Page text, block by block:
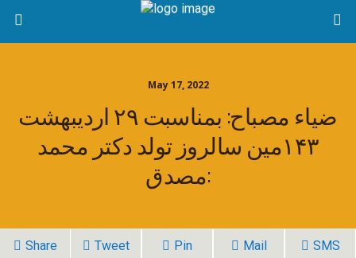
May 17, 2022
ضیاء مصباح: بمناسبت ۲۹ اردیبهشت
۱۴۳مین سالروز تولد دکتر محمد
مصدق:
Share Tweet Pin Mail SMS